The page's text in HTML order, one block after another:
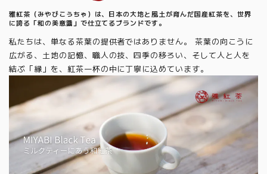
雅紅茶（みやびこうちゃ）は、日本の大地と風土が育んだ国産紅茶を、世界
に誇る「和の美意識」で仕立てるブランドです。
私たちは、単なる茶葉の提供者ではありません。 茶葉の向こうに
広がる、土地の記憶、職人の技、四季の移ろい、そして人と人を
結ぶ「縁」を、紅茶一杯の中に丁寧に込めています。